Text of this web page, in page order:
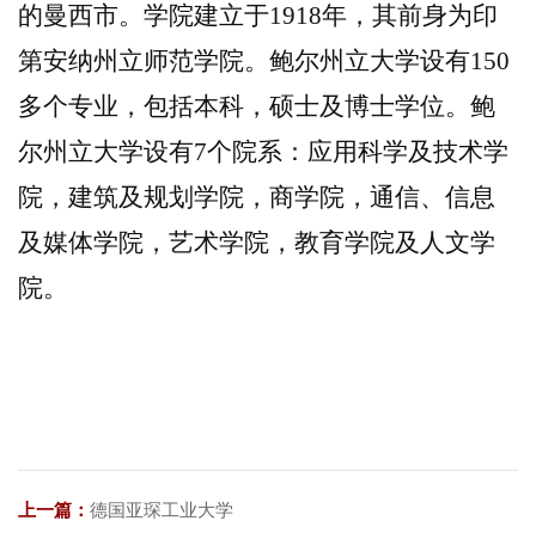
的曼西市。学院建立于1918年，其前身为印
第安纳州立师范学院。鲍尔州立大学设有150
多个专业，包括本科，硕士及博士学位。鲍
尔州立大学设有7个院系：应用科学及技术学
院，建筑及规划学院，商学院，通信、信息
及媒体学院，艺术学院，教育学院及人文学
院。
上一篇： 德国亚琛工业大学